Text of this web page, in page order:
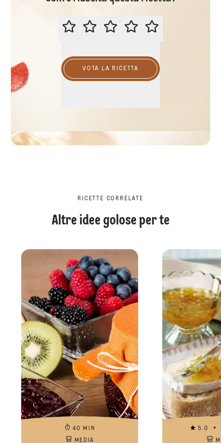
VALUTA QUESTA RICETTA
VOTA LA RICETTA
RICETTE CORRELATE
Altre idee golose per te
40 MIN
MEDIA
5.0